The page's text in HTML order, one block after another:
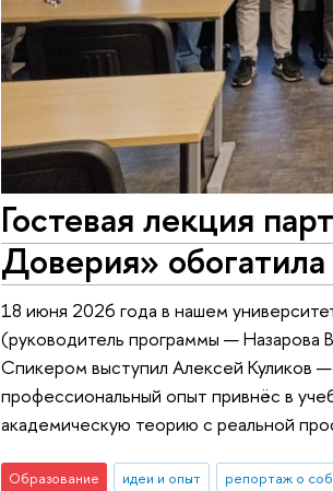
Гостевая лекция
Доверия»
18 июня 2026 года в нашем
(руководитель программы —
Спикером выступил Алексей Куликов
профессиональный опыт привнёс в
академическую теорию с реальной
Образование идеи и опыт репортаж о